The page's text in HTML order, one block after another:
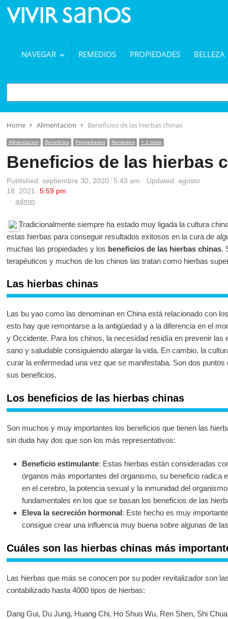
NAVEGAR REMEDIOS PROPIEDADES BELLEZA
BUSCAR
Home Alimentacion Beneficios de las hierbas chinas
Alimentacion Beneficios Propiedades Remedios + 1 more
Beneficios de las hierbas
Published: septiembre 30, 2020 5:43 am
Updated: agosto
18, 2021
5:59 pm
Author
admin
Tradicionalmente siempre ha estado muy ligada la cultura
estas hierbas para conseguir resultados exitosos en la cura de
muchas las propiedades y los beneficios de las hierbas chinas.
terapéuticos y muchos de los chinos las tratan como hierbas
Las hierbas chinas
Las bu yao como las denominan en China está relacionado con
esto hay que remontarse a la antigüedad y a la diferencia en el
y Occidente. Para los chinos, la necesidad residía en prevenir las
sano y saludable consiguiendo alargar la vida. En cambio, la
curar la enfermedad una vez que se manifestaba. Son dos
sus beneficios.
Los beneficios de las hierbas chinas
Son muchos y muy importantes los beneficios que tienen las
sin duda hay dos que son los más representativos:
Beneficio estimulante: Estas hierbas están consideradas
órganos más importantes del organismo, su beneficio radica
en el cerebro, la potencia sexual y la inmunidad del
fundamentales en los que se basan los beneficios de las
Eleva la secreción hormonal: Este hecho es muy
consigue crear una influencia muy buena sobre algunas de
Cuáles son las hierbas chinas más
Las hierbas que más se conocen por su poder revitalizador son
contabilizado hasta 4000 tipos de hierbas:
Dang Gui, Du Jung, Huang Chi, Ho Shuo Wu, Ren Shen, Shi